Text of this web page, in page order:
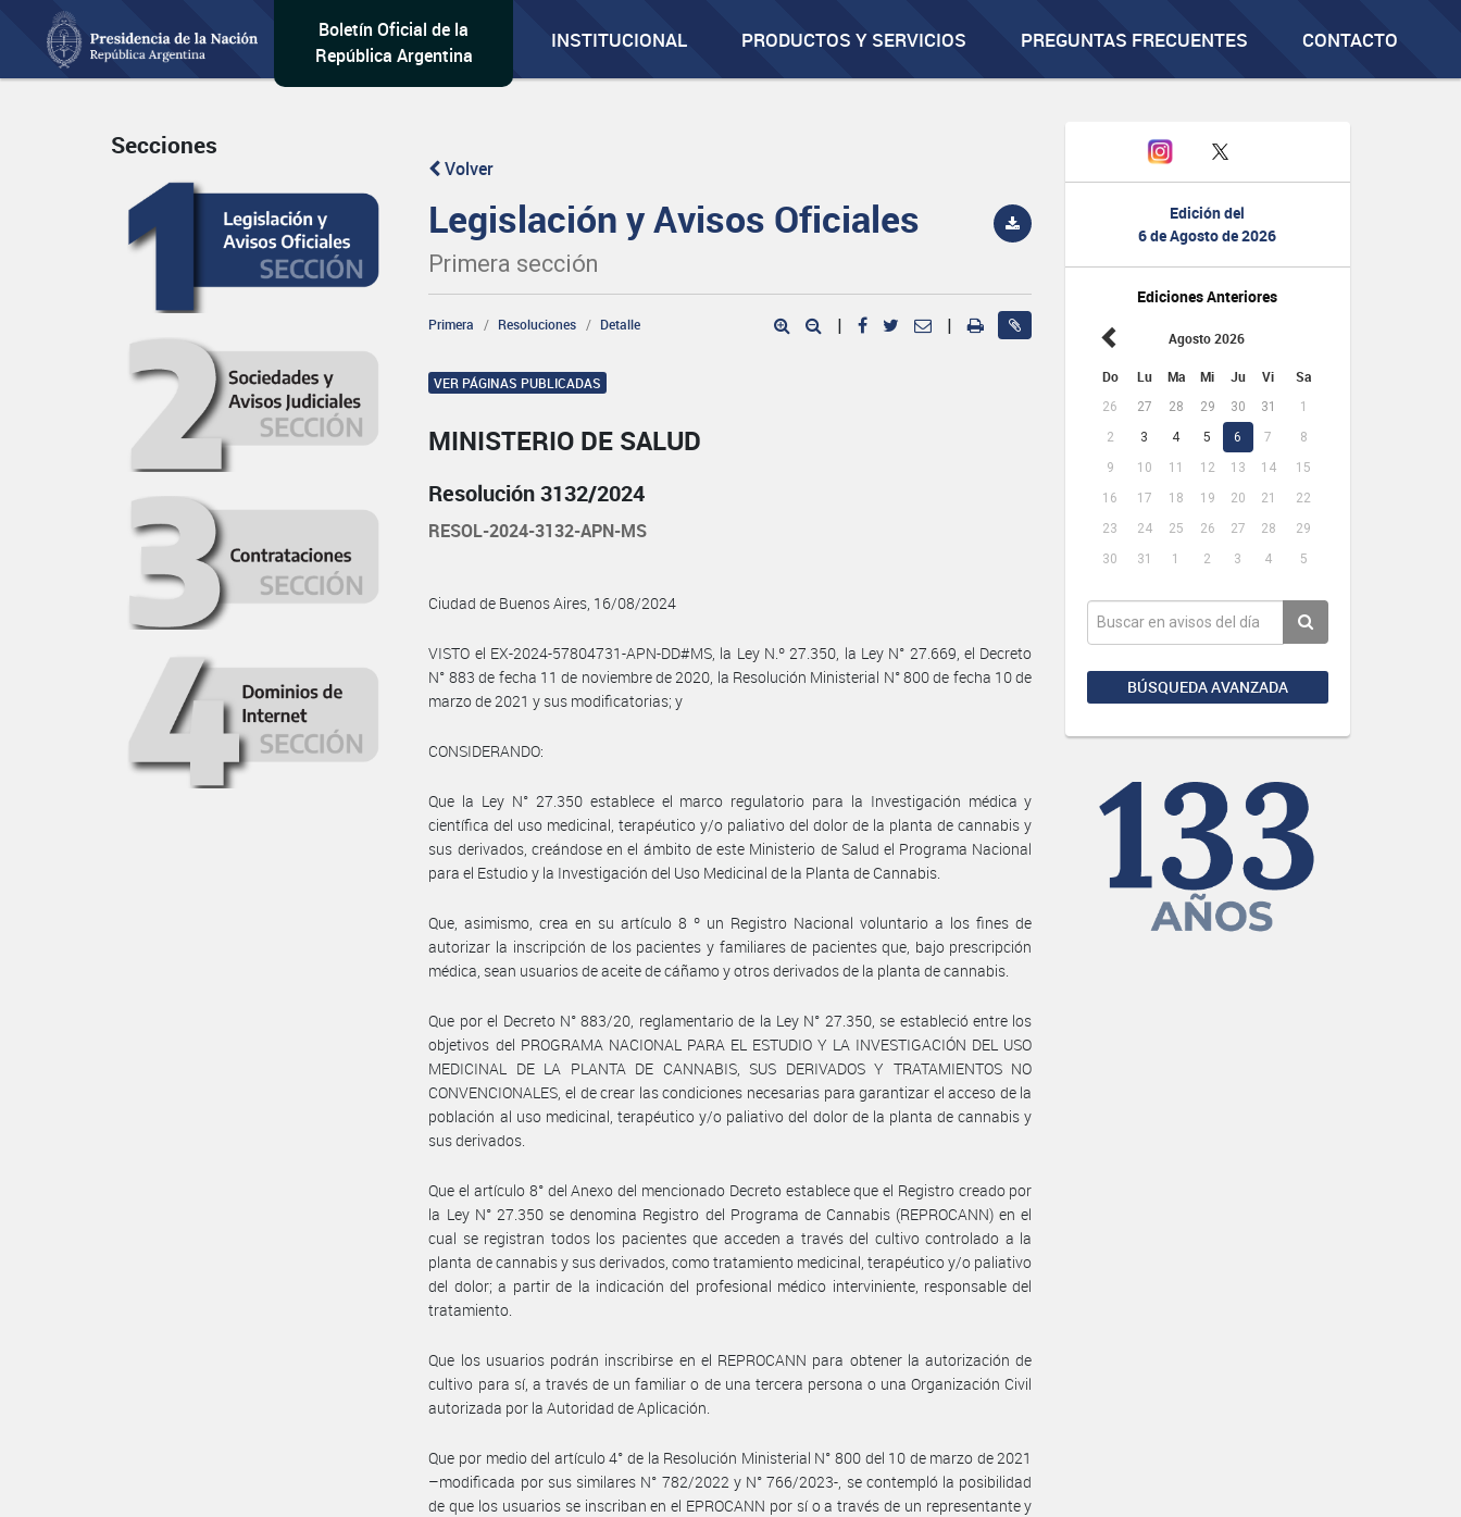
Boletín Oficial de la
República Argentina
INSTITUCIONAL PRODUCTOS Y SERVICIOS PREGUNTAS FRECUENTES CONTACTO
Edición del
6 de Agosto de 2026
Ediciones Anteriores
Agosto 2026
Do Lu Ma Mi Ju Vi Sa
26 27 28 29 30 31
1
2
3 4 5 6 7
8
9
10 11 12 13 14
15
16
17 18 19 20 21
22
23
24 25 26 27 28
29
30
31 1 2 3 4 5
BÚSQUEDA AVANZADA
Secciones
Volver
Legislación y Avisos Oficiales
Primera sección
Primera Resoluciones Detalle | |
VER PÁGINAS PUBLICADAS
MINISTERIO DE SALUD
Resolución 3132/2024
RESOL-2024-3132-APN-MS
Ciudad de Buenos Aires, 16/08/2024
VISTO el EX-2024-57804731-APN-DD#MS, la Ley N.º 27.350, la Ley N° 27.669, el Decreto
N° 883 de fecha 11 de noviembre de 2020, la Resolución Ministerial N° 800 de fecha 10 de
marzo de 2021 y sus modificatorias; y
CONSIDERANDO:
Que la Ley N° 27.350 establece el marco regulatorio para la Investigación médica y
científica del uso medicinal, terapéutico y/o paliativo del dolor de la planta de cannabis y
sus derivados, creándose en el ámbito de este Ministerio de Salud el Programa Nacional
para el Estudio y la Investigación del Uso Medicinal de la Planta de Cannabis.
Que, asimismo, crea en su artículo 8 º un Registro Nacional voluntario a los fines de
autorizar la inscripción de los pacientes y familiares de pacientes que, bajo prescripción
médica, sean usuarios de aceite de cáñamo y otros derivados de la planta de cannabis.
Que por el Decreto N° 883/20, reglamentario de la Ley N° 27.350, se estableció entre los
objetivos del PROGRAMA NACIONAL PARA EL ESTUDIO Y LA INVESTIGACIÓN DEL USO
MEDICINAL DE LA PLANTA DE CANNABIS, SUS DERIVADOS Y TRATAMIENTOS NO
CONVENCIONALES, el de crear las condiciones necesarias para garantizar el acceso de la
población al uso medicinal, terapéutico y/o paliativo del dolor de la planta de cannabis y
sus derivados.
Que el artículo 8° del Anexo del mencionado Decreto establece que el Registro creado por
la Ley N° 27.350 se denomina Registro del Programa de Cannabis (REPROCANN) en el
cual se registran todos los pacientes que acceden a través del cultivo controlado a la
planta de cannabis y sus derivados, como tratamiento medicinal, terapéutico y/o paliativo
del dolor; a partir de la indicación del profesional médico interviniente, responsable del
tratamiento.
Que los usuarios podrán inscribirse en el REPROCANN para obtener la autorización de
cultivo para sí, a través de un familiar o de una tercera persona o una Organización Civil
autorizada por la Autoridad de Aplicación.
Que por medio del artículo 4° de la Resolución Ministerial N° 800 del 10 de marzo de 2021
–modificada por sus similares N° 782/2022 y N° 766/2023-, se contempló la posibilidad
de que los usuarios se inscriban en el EPROCANN por sí o a través de un representante y